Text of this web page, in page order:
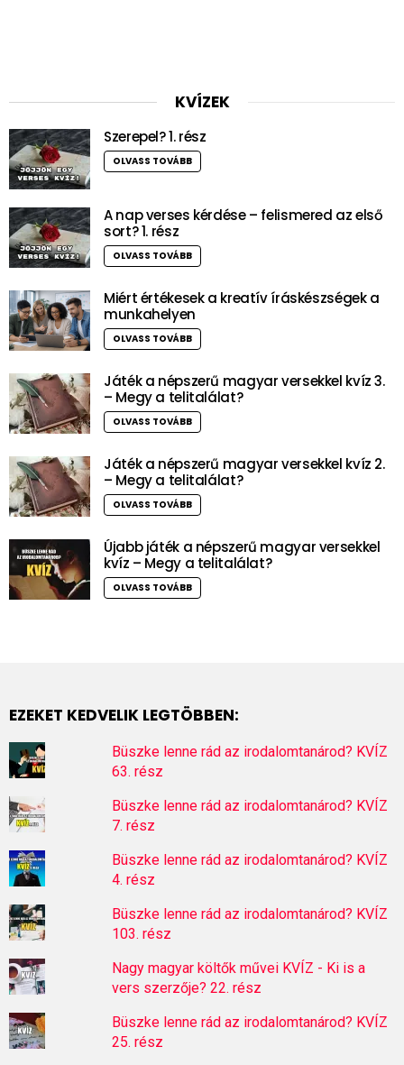
KVÍZEK
Szerepel? 1. rész
OLVASS TOVÁBB
A nap verses kérdése – felismered az első
sort? 1. rész
OLVASS TOVÁBB
Miért értékesek a kreatív íráskészségek a
munkahelyen
OLVASS TOVÁBB
Játék a népszerű magyar versekkel kvíz 3.
– Megy a telitalálat?
OLVASS TOVÁBB
Játék a népszerű magyar versekkel kvíz 2.
– Megy a telitalálat?
OLVASS TOVÁBB
Újabb játék a népszerű magyar versekkel
kvíz – Megy a telitalálat?
OLVASS TOVÁBB
EZEKET KEDVELIK LEGTÖBBEN:
Büszke lenne rád az irodalomtanárod? KVÍZ
63. rész
Büszke lenne rád az irodalomtanárod? KVÍZ
7. rész
Büszke lenne rád az irodalomtanárod? KVÍZ
4. rész
Büszke lenne rád az irodalomtanárod? KVÍZ
103. rész
Nagy magyar költők művei KVÍZ - Ki is a
vers szerzője? 22. rész
Büszke lenne rád az irodalomtanárod? KVÍZ
25. rész